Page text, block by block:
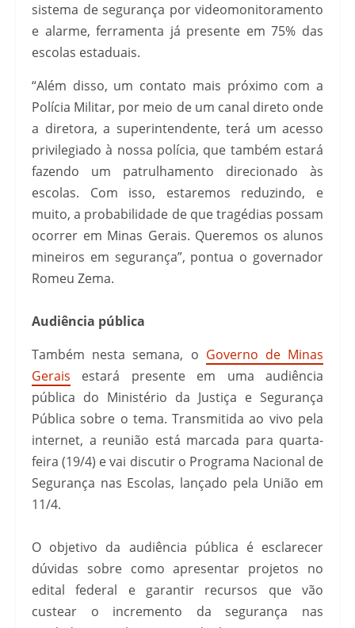
sistema de segurança por videomonitoramento
e alarme, ferramenta já presente em 75% das
escolas estaduais.
“Além disso, um contato mais próximo com a
Polícia Militar, por meio de um canal direto onde
a diretora, a superintendente, terá um acesso
privilegiado à nossa polícia, que também estará
fazendo um patrulhamento direcionado às
escolas. Com isso, estaremos reduzindo, e
muito, a probabilidade de que tragédias possam
ocorrer em Minas Gerais. Queremos os alunos
mineiros em segurança”, pontua o governador
Romeu Zema.
Audiência pública
Também nesta semana, o Governo de Minas
Gerais estará presente em uma audiência
pública do Ministério da Justiça e Segurança
Pública sobre o tema. Transmitida ao vivo pela
internet, a reunião está marcada para quarta-
feira (19/4) e vai discutir o Programa Nacional de
Segurança nas Escolas, lançado pela União em
11/4.
O objetivo da audiência pública é esclarecer
dúvidas sobre como apresentar projetos no
edital federal e garantir recursos que vão
custear o incremento da segurança nas